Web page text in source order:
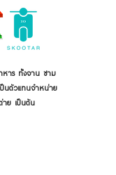
หาร ทั้งจาน ชาม
ป็นตัวแทนจำหน่าย
าย เป็นต้น